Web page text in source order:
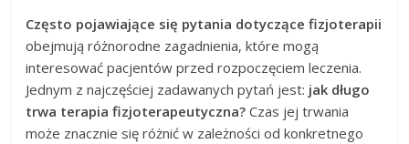
Często pojawiające się pytania dotyczące fizjoterapii
obejmują różnorodne zagadnienia, które mogą
interesować pacjentów przed rozpoczęciem leczenia.
Jednym z najczęściej zadawanych pytań jest: jak długo
trwa terapia fizjoterapeutyczna? Czas jej trwania
może znacznie się różnić w zależności od konkretnego